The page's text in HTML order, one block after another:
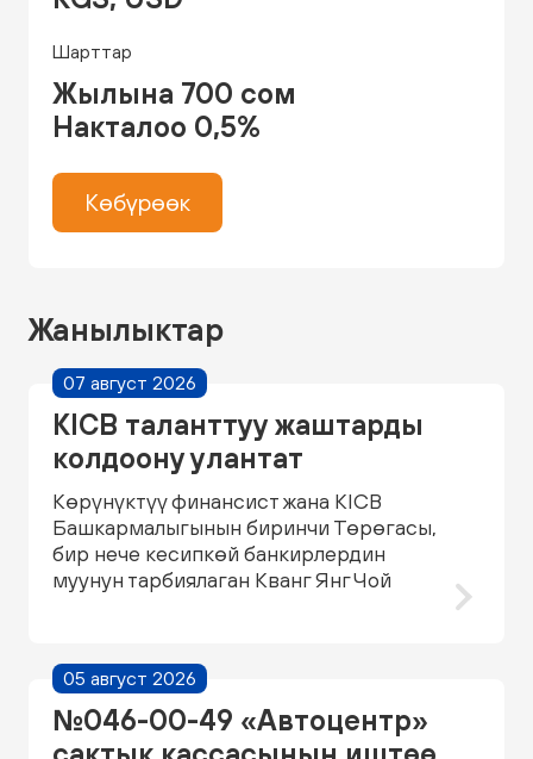
Шарттар
Жылына 700 сом
Накталоо 0,5%
Көбүрөөк
Жанылыктар
07 август 2026
KICB таланттуу жаштарды
колдоону улантат
Көрүнүктүү финансист жана KICB
Башкармалыгынын биринчи Төрөгасы,
бир нече кесипкөй банкирлердин
муунун тарбиялаган Кванг Янг Чой
05 август 2026
№046-00-49 «Автоцентр»